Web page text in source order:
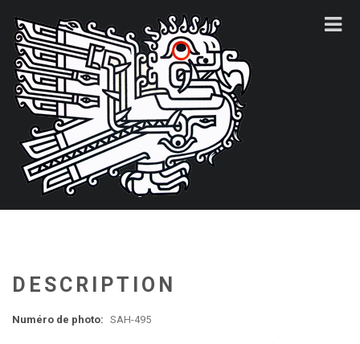
DESCRIPTION
Numéro de photo: SAH-495